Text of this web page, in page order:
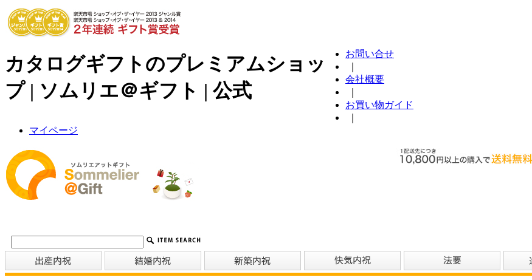
カタログギフトのプレミアムショッ
プ | ソムリエ＠ギフト | 公式
お問い合せ
会社概要
お買い物ガイド
マイページ